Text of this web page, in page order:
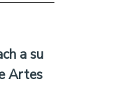
a su
Artes